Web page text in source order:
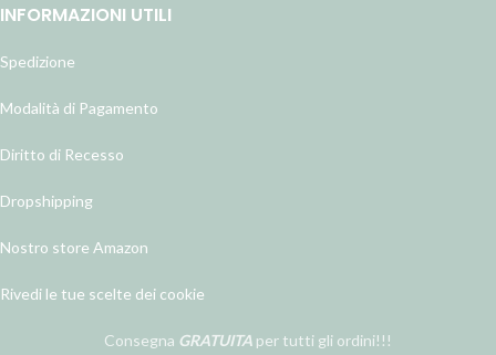
INFORMAZIONI UTILI
Spedizione
Modalità di Pagamento
Diritto di Recesso
Dropshipping
Nostro store Amazon
Rivedi le tue scelte dei cookie
Consegna GRATUITA per tutti gli ordini!!!